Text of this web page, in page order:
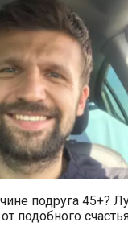
подруга 45+?
подобного